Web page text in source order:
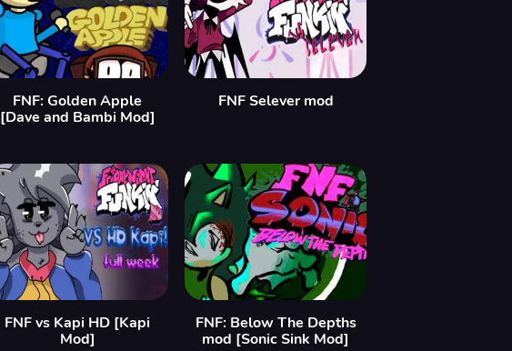
FNF: Golden Apple
[Dave and Bambi Mod]
FNF Selever mod
FNF vs Kapi HD [Kapi
Mod]
FNF: Below The Depths
mod [Sonic Sink Mod]